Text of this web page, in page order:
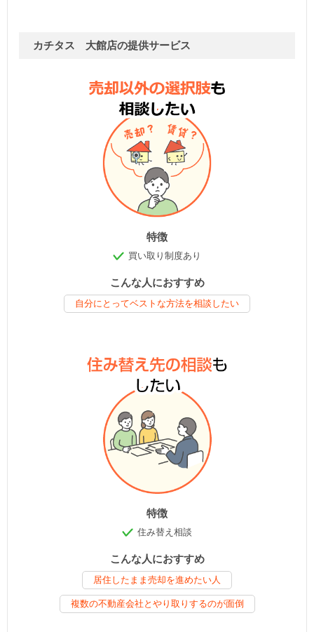
カチタス 大館店の提供サービス
特徴
買い取り制度あり
こんな人におすすめ
自分にとってベストな方法を相談したい
特徴
住み替え相談
こんな人におすすめ
居住したまま売却を進めたい人
複数の不動産会社とやり取りするのが面倒